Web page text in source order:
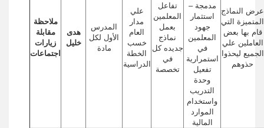
عرض النماذج
المتميزة التي
قام بها بعض
العاملين علي
الجميع ليحذوا
حذوهم
مدمجة –
استثمار
جهود
المعلمين
في
استمرارية
تفعيل
وحدة
التدريب
واستخدام
الموارد
المالية
تفاعل
المعلمين
بعمل
نماذج
جديده كل
في
تخصصة
علي
مدار
العام
خسب
الخطة
الدراسية
المدرس
الأول لكل
مادة
هدى
خليل
ملاحظة
مقابلة
زيارات
اجتماعات